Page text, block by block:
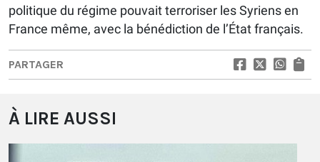
politique du régime pouvait terroriser les Syriens en
France même, avec la bénédiction de l’État français.
PARTAGER
À LIRE AUSSI